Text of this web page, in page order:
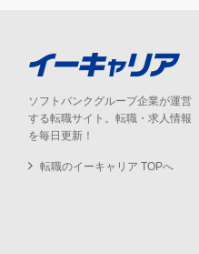
ソフトバンクグループ企業が運営
する転職サイト。転職・求人情報
を毎日更新！
転職のイーキャリア TOPへ